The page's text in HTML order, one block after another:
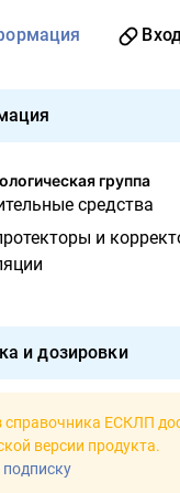
группа
средства
и
и дозировки
справочника ЕСКЛП
версии продукта.